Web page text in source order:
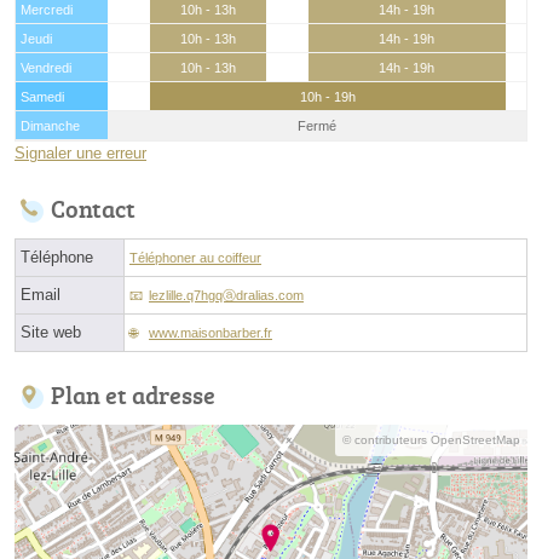
Mercredi
10h - 13h
14h - 19h
Jeudi
10h - 13h
14h - 19h
Vendredi
10h - 13h
14h - 19h
Samedi
10h - 19h
Dimanche
Fermé
Signaler une erreur
Contact
Téléphone Téléphoner au coiffeur
Email lezlille.q7hgqⓐdralias.com
Site web www.maisonbarber.fr
Plan et adresse
© contributeurs OpenStreetMap